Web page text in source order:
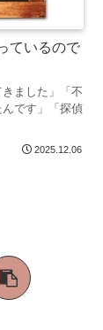
ているので
ました」「不
です」「探偵
2025.12.06